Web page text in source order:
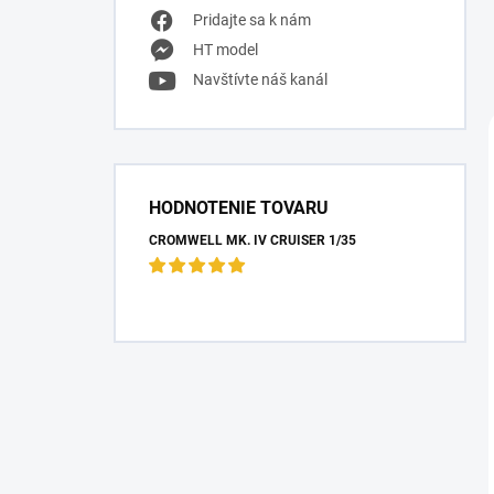
Pridajte sa k nám
HT model
Navštívte náš kanál
HODNOTENIE TOVARU
CROMWELL MK. IV CRUISER 1/35